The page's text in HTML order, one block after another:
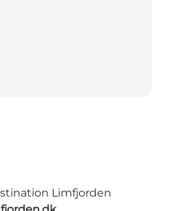
Limfjorden